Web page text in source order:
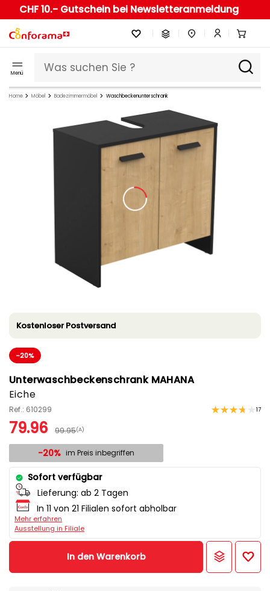
CHF 10.- Gutschein bei Newsletteranmeldung
Menü
Home Möbel Badezimmermöbel Waschbeckenunterschrank
Kostenloser Postversand
-20%
Unterwaschbeckenschrank MAHANA
Eiche
Ref.: 610299 17
79.96 99.95(A)
-20% im Preis inbegriffen
Sofort verfügbar
Lieferung: ab 2 Tagen
In 11 von 21 Filialen sofort abholbar
Mehr erfahren
Ausstellung in Filiale
In den Warenkorb